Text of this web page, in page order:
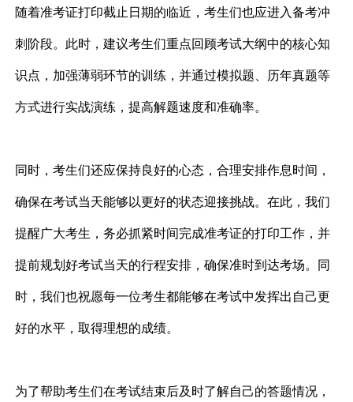
随着准考证打印截止日期的临近，考生们也应进入备考冲
刺阶段。此时，建议考生们重点回顾考试大纲中的核心知
识点，加强薄弱环节的训练，并通过模拟题、历年真题等
方式进行实战演练，提高解题速度和准确率。
同时，考生们还应保持良好的心态，合理安排作息时间，
确保在考试当天能够以更好的状态迎接挑战。在此，我们
提醒广大考生，务必抓紧时间完成准考证的打印工作，并
提前规划好考试当天的行程安排，确保准时到达考场。同
时，我们也祝愿每一位考生都能够在考试中发挥出自己更
好的水平，取得理想的成绩。
为了帮助考生们在考试结束后及时了解自己的答题情况，